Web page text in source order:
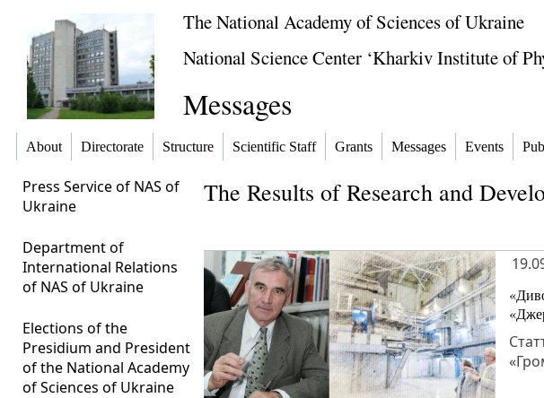
The National Academy of Sciences of Ukraine
National Science Center ‘Kharkiv Institute of
Messages
About Directorate Structure Scientific Staff Grants Messages Events
Press Service of NAS of
Ukraine
Department of
International Relations
of NAS of Ukraine
Elections of the
Presidium and President
of the National Academy
of Sciences of Ukraine
The Results of Research and